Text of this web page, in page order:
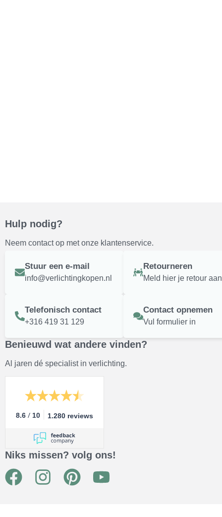
Hulp nodig?
Neem contact op met onze klantenservice.
Stuur een e-mail
info@verlichtingkopen.nl
Retourneren
Meld hier je retour aan
Telefonisch contact
+316 419 31 129
Contact opnemen
Vul formulier in
Benieuwd wat andere vinden?
Al jaren dé specialist in verlichting.
8.6 / 10 1.280 reviews
Niks missen? volg ons!
F
I
P
Y